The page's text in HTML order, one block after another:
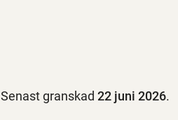
Senast granskad22 juni 2026.